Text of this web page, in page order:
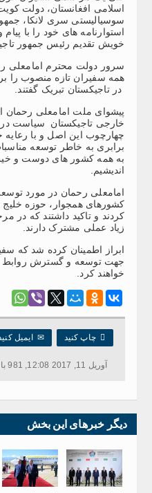
اسلامی افغانستان، دولت
سوسیالیستی سری لانکا،
استوارنامه های خود را با
خویش تقدیم رئیس جمهور
سرور دولت محترم امامعلی
همه سفیران تازه منصوب را
در تاجیکستان تبریک گفتند.
پیشوای ملت امامعلی رحمان
خارجی تاجیکستان سیاست در
چهارچوب این اصل و با
برابری به خاطر توسعه
به همه کشور های دوست و
اندیشیم.
امامعلی رحمان در مورد
کشورهای همجوار، حوزه خلیج
کردند و تاکید داشتند که در
زیاد عملی مشترک دارند.
ابراز اطمینان کرده شد که
جهت توسعه و گسترش روابط
خواهند کرد.
 چاپ کنید ✉ایمیل
آوریل 11, 2017 12:08, 981 بازدید ها
دیگر خبرهای این بخش